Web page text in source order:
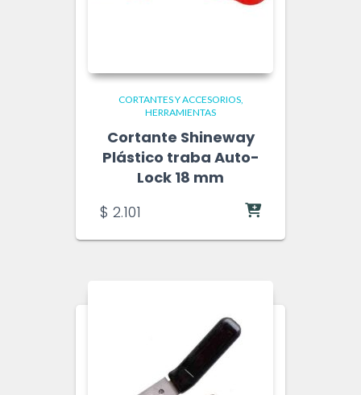
CORTANTES Y ACCESORIOS
HERRAMIENTAS
Cortante Shineway
Plástico traba Auto-
Lock 18 mm
$ 2.101